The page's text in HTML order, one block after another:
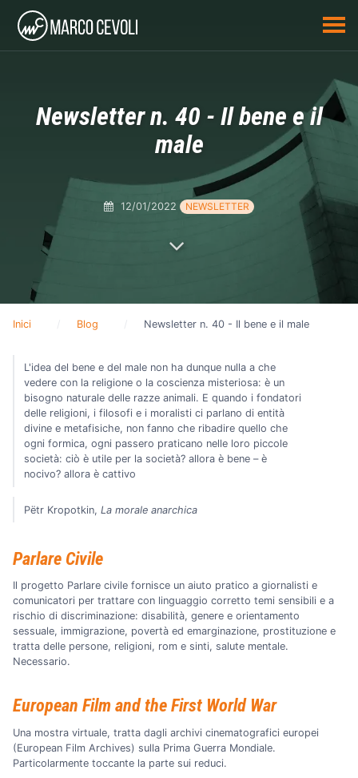
Newsletter n. 40 - Il bene e il
male
12/01/2022 NEWSLETTER
Inici Blog Newsletter n. 40 - Il bene e il male
L'idea del bene e del male non ha dunque nulla a che
vedere con la religione o la coscienza misteriosa: è un
bisogno naturale delle razze animali. E quando i fondatori
delle religioni, i filosofi e i moralisti ci parlano di entità
divine e metafisiche, non fanno che ribadire quello che
ogni formica, ogni passero praticano nelle loro piccole
società: ciò è utile per la società? allora è bene – è
nocivo? allora è cattivo
Pëtr Kropotkin,La morale anarchica
Parlare Civile
Il progetto Parlare civile fornisce un aiuto pratico a giornalisti e
comunicatori per trattare con linguaggio corretto temi sensibili e a
rischio di discriminazione: disabilità, genere e orientamento
sessuale, immigrazione, povertà ed emarginazione, prostituzione e
tratta delle persone, religioni, rom e sinti, salute mentale.
Necessario.
European Film and the First World War
Una mostra virtuale, tratta dagli archivi cinematografici europei
(European Film Archives) sulla Prima Guerra Mondiale.
Particolarmente toccante la parte sui reduci.